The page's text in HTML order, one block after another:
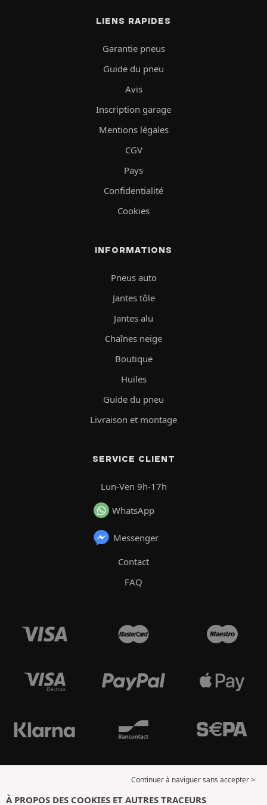
LIENS RAPIDES
Garantie pneus
Guide du pneu
Avis
Inscription garage
Mentions légales
CGV
Pays
Confidentialité
Cookies
INFORMATIONS
Pneus auto
Jantes tôle
Jantes alu
Chaînes neige
Boutique
Huiles
Guide du pneu
Livraison et montage
SERVICE CLIENT
Lun-Ven 9h-17h
WhatsApp
Messenger
Contact
FAQ
Continuer à naviguer sans accepter >
À PROPOS DES COOKIES ET AUTRES TRACEURS